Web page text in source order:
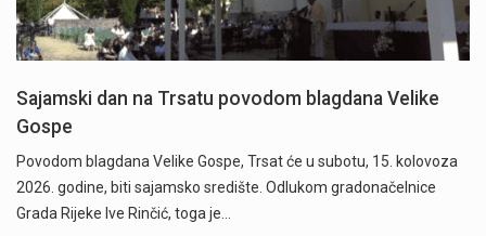
Sajamski dan na Trsatu povodom blagdana Velike
Gospe
Povodom blagdana Velike Gospe, Trsat će u subotu, 15. kolovoza
2026. godine, biti sajamsko središte. Odlukom gradonačelnice
Grada Rijeke Ive Rinčić, toga je…